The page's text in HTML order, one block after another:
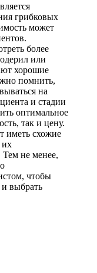
грибковых
может
более
или
хорошие
помнить,
на
и стадии
оптимальное
так и цену.
иметь схожие
их
не менее,
чтобы
выбрать